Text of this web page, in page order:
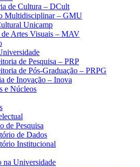
de Cultura – DCult
Multidisciplinar – GMU
Unicamp
de Artes Visuais – MAV
de Pesquisa – PRP
de Pós-Graduação – PRPG
de Inovação – Inova
e Núcleos
de Pesquisa
de Dados
Institucional
na Universidade